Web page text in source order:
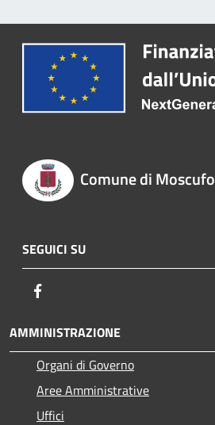
Comune di Moscufo
SEGUICI SU
AMMINISTRAZIONE
Organi di Governo
Aree Amministrative
Uffici